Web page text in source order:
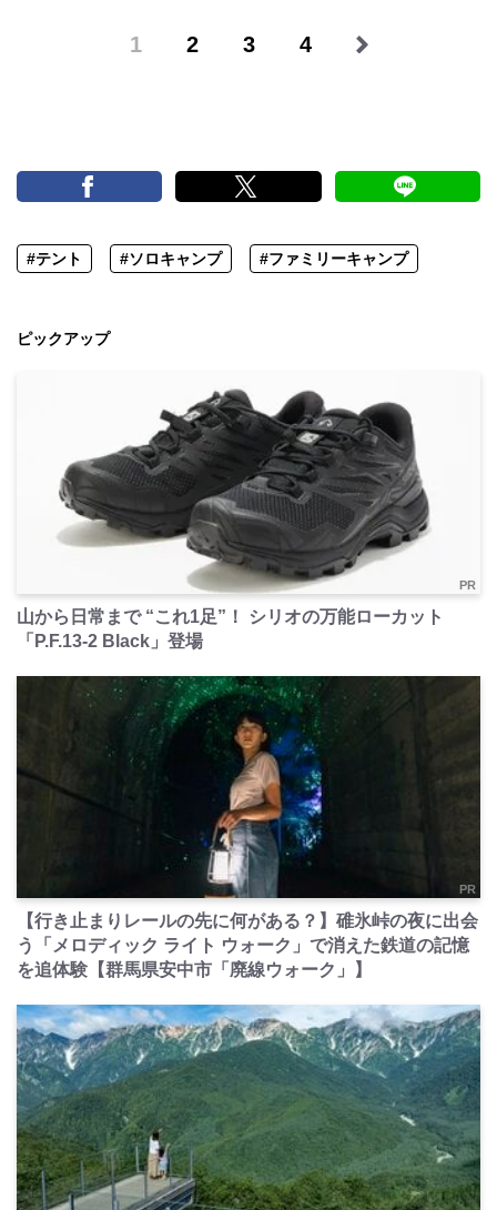
1 2 3 4
#テント #ソロキャンプ #ファミリーキャンプ
ピックアップ
PR
山から日常まで “これ1足”！ シリオの万能ローカット
「P.F.13-2 Black」登場
PR
【行き止まりレールの先に何がある？】碓氷峠の夜に出会
う「メロディック ライト ウォーク」で消えた鉄道の記憶
を追体験【群馬県安中市「廃線ウォーク」】